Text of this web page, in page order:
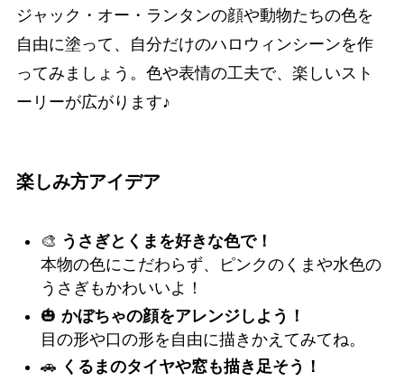
ジャック・オー・ランタンの顔や動物たちの色を
自由に塗って、自分だけのハロウィンシーンを作
ってみましょう。色や表情の工夫で、楽しいスト
ーリーが広がります♪
楽しみ方アイデア
🎨 うさぎとくまを好きな色で！
本物の色にこだわらず、ピンクのくまや水色の
うさぎもかわいいよ！
🎃 かぼちゃの顔をアレンジしよう！
目の形や口の形を自由に描きかえてみてね。
🚗 くるまのタイヤや窓も描き足そう！